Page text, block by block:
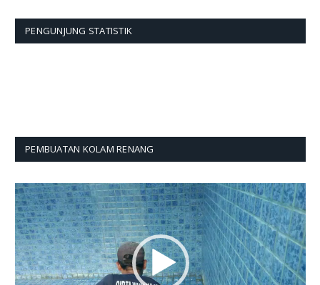
PENGUNJUNG STATISTIK
PEMBUATAN KOLAM RENANG
Pemutar
Video